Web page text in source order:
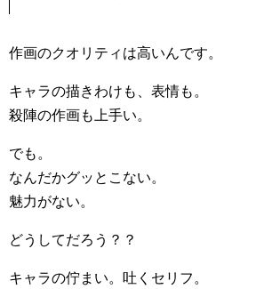
作画のクオリティは高いんです。
キャラの描きわけも、表情も。
殺陣の作画も上手い。
でも。
なんだかグッとこない。
魅力がない。
どうしてだろう？？
キャラの佇まい。吐くセリフ。